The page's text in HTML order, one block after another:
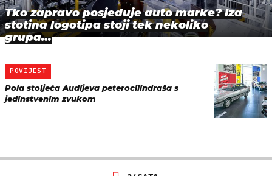
Tko zapravo posjeduje auto marke? Iza
stotina logotipa stoji tek nekoliko
grupa…
POVIJEST
Pola stoljeća Audijeva peterocilindraša s
jedinstvenim zvukom